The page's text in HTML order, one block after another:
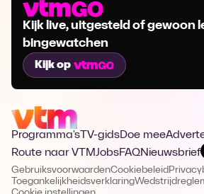
Kijk live, uitgesteld of gewoon
bingewatchen
Kijk op
Programma's TV-gidsDoe mee
Route naar VTMJobsFAQNieuwsbrief
GebruiksvoorwaardenCookiebeleid
Toegankelijkheidsverklaring